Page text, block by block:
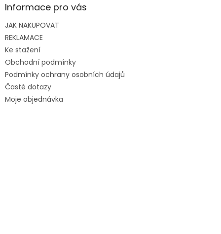
Informace pro vás
JAK NAKUPOVAT
REKLAMACE
Ke stažení
Obchodní podmínky
Podmínky ochrany osobních údajů
Časté dotazy
Moje objednávka